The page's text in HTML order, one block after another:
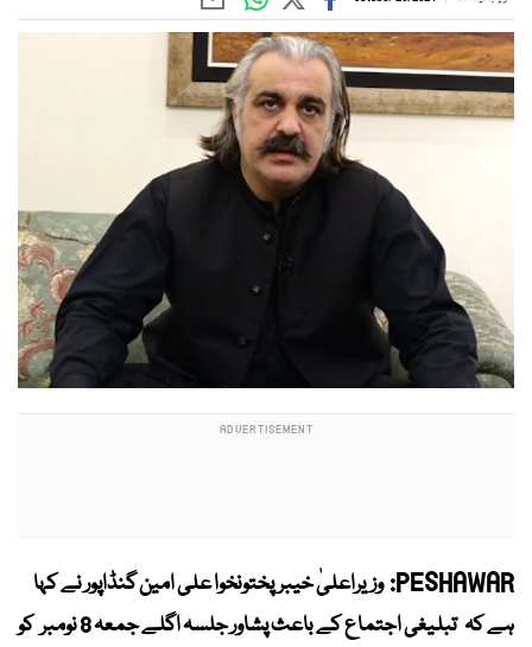
PESHAWAR: وزیراعلیٰ خیبرپختونخوا علی امین گنڈاپور نے کہا
ہے کہ تبلیغی اجتماع کے باعث پشاور جلسہ اگلے جمعہ 8 نومبر کو